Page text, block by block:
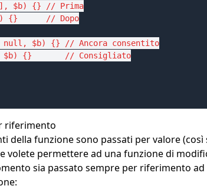
$b) {} // Prima
{}      // Dopo
null, $b) {} // Ancora consentito
$b) {}       // Consigliato
riferimento
della funzione sono passati per valore
volete permettere ad una funzione di
sia passato sempre per riferimento